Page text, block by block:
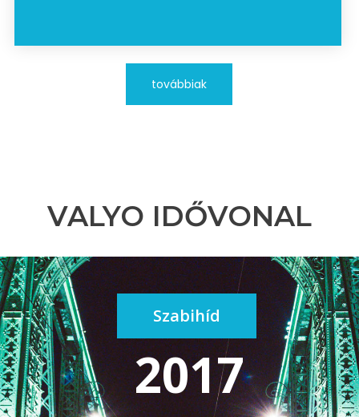
továbbiak
VALYO IDŐVONAL
2017
Szabihíd